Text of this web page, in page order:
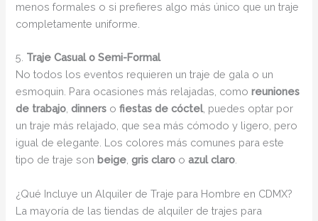
menos formales o si prefieres algo más único que un traje
completamente uniforme.
5. Traje Casual o Semi-Formal
No todos los eventos requieren un traje de gala o un
esmoquin. Para ocasiones más relajadas, comoreuniones
de trabajo,dinners ofiestas de cóctel, puedes optar por
un traje más relajado, que sea más cómodo y ligero, pero
igual de elegante. Los colores más comunes para este
tipo de traje son beige,gris claro oazul claro.
¿Qué Incluye un Alquiler de Traje para Hombre en CDMX?
La mayoría de las tiendas de alquiler de trajes para